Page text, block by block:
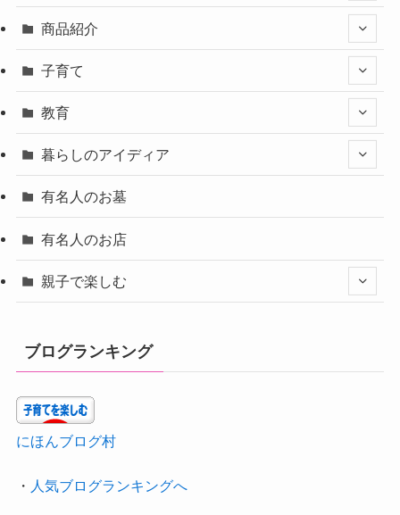
商品紹介
子育て
教育
暮らしのアイディア
有名人のお墓
有名人のお店
親子で楽しむ
ブログランキング
にほんブログ村
・ 人気ブログランキングへ